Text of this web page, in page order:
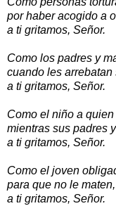
por haber acogido a
a ti gritamos, Señor.
Como los padres y
cuando les arrebatan
a ti gritamos, Señor.
Como el niño a
mientras sus padres
a ti gritamos, Señor.
Como el joven
para que no le maten,
a ti gritamos, Señor.